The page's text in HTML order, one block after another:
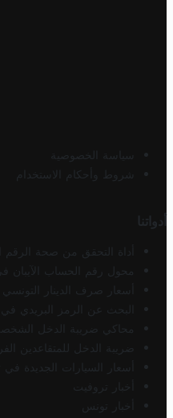
سياسة الخصوصية
شروط وأحكام الاستخدام
أدواتنا
أداة التحقق من صحة الرقم
محول رقم الحساب الآيبان
أسعار صرف الدينار التونسي
البحث عن الرمز البريدي
محاكي ضريبة الدخل
ضريبة الدخل للمتقاعدين
أسعار السيارات الجديدة في
أخبار تروفيت
أخبار تونس